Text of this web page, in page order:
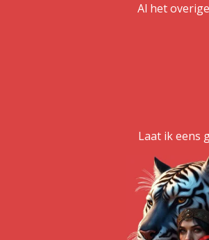
Al het
Laat ik eens